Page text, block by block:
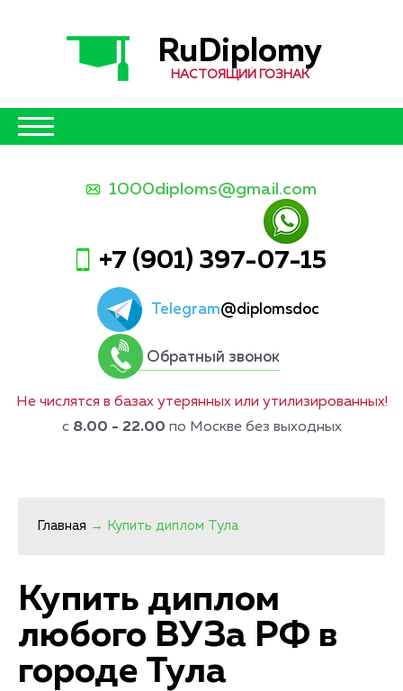
RuDiplomy
НАСТОЯЩИЙ ГОЗНАК
1000diploms@gmail.com
+7 (901) 397-07-15
Telegram@diplomsdoc
Обратный звонок
Не числятся в базах утерянных или утилизированных!
с 8.00 - 22.00 по Москве без выходных
Главная → Купить диплом Тула
Купить диплом
любого ВУЗа РФ в
городе Тула